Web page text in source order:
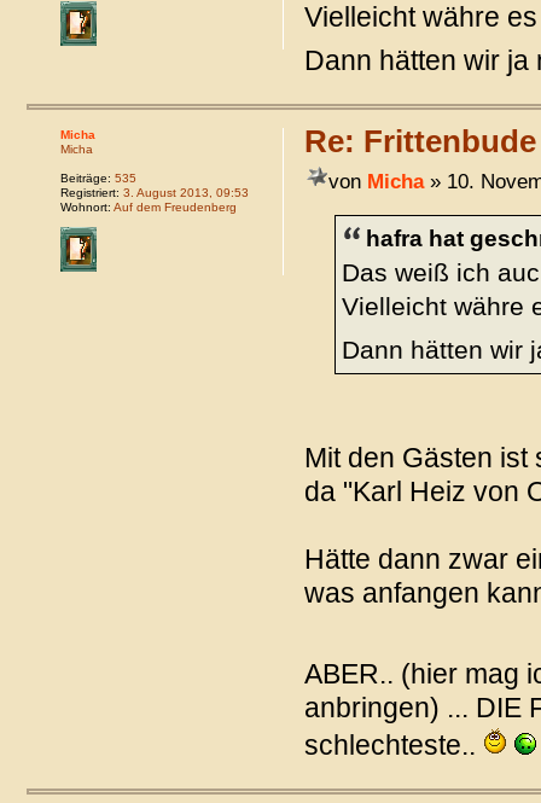
Vielleicht währe
Dann hätten wir
Re:
von Micha» 10.
hafra hat
Das weiß ich
Vielleicht währe
Dann hätten wir
Mit den Gästen ist
da "Karl Heiz von
Hätte dann zwar
was anfangen
ABER.. (hier mag
anbringen) ... DIE
schlechteste..
Micha
Micha
Beiträge: 535
Registriert: 3. August 2013, 09:53
Wohnort: Auf dem Freudenberg